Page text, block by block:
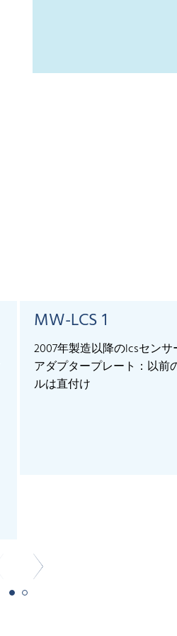
MW-LCS 1
2007年製造以降のlcsセンサ
アダプタープレート：以前
ルは直付け